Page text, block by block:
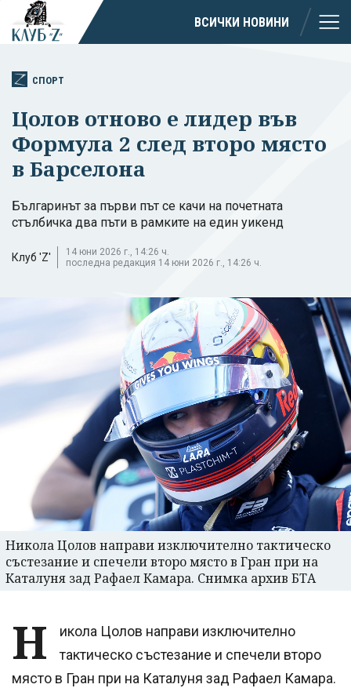
ВСИЧКИ НОВИНИ
СПОРТ
Цолов отново е лидер във
Формула 2 след второ място
в Барселона
Българинът за първи път се качи на почетната
стълбичка два пъти в рамките на един уикенд
Клуб 'Z'
14 юни 2026 г., 14:26 ч.
последна редакция 14 юни 2026 г., 14:26 ч.
Никола Цолов направи изключително тактическо
състезание и спечели второ място в Гран при на
Каталуня зад Рафаел Камара. Снимка архив БТА
Н
икола Цолов направи изключително
тактическо състезание и спечели второ
място в Гран при на Каталуня зад Рафаел Камара.